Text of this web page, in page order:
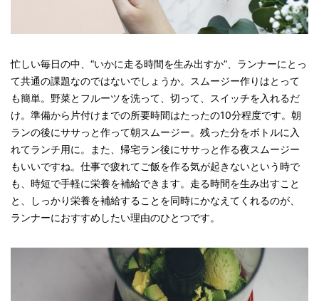
忙しい毎日の中、“いかに走る時間を生み出すか”、ランナーにとっ
て共通の課題なのではないでしょうか。スムージー作りはとって
も簡単。野菜とフルーツを洗って、切って、スイッチを入れるだ
け。準備から片付けまでの所要時間はたったの10分程度です。朝
ランの後にササっと作って朝スムージー。残った分をボトルに入
れてランチ用に。また、帰宅ラン後にササっと作る夜スムージー
もいいですね。仕事で疲れてご飯を作る気が起きないという時で
も、時短で手軽に栄養を補給できます。走る時間を生み出すこと
と、しっかり栄養を補給することを同時にかなえてくれるのが、
ランナーにおすすめしたい理由のひとつです。